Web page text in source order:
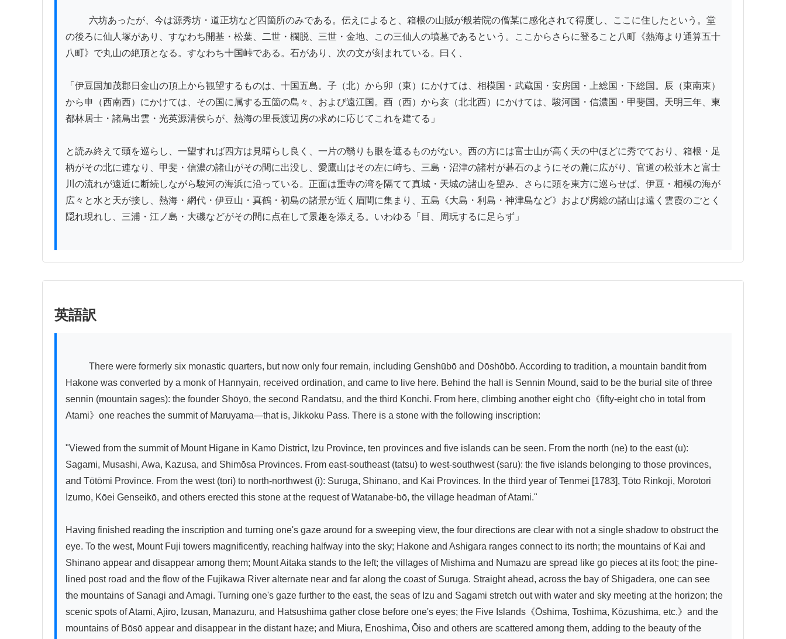
の後ろに仙人塚があり、すなわち開基・松葉、二世・欄脱、三世・金地、この三仙人の墳墓であるという。ここからさらに登ること八町《熱海より通算五十
八町》で丸山の絶頂となる。すなわち十国峠である。石があり、次の文が刻まれている。曰く、
「伊豆国加茂郡日金山の頂上から観望するものは、十国五島。子（北）から卯（東）にかけては、相模国・武蔵国・安房国・上総国・下総国。辰（東南東）
から申（西南西）にかけては、その国に属する五箇の島々、および遠江国。酉（西）から亥（北北西）にかけては、駿河国・信濃国・甲斐国。天明三年、東
都林居士・諸鳥出雲・光英源清侯らが、熱海の里長渡辺房の求めに応じてこれを建てる」
と読み終えて頭を巡らし、一望すれば四方は見晴らし良く、一片の翳りも眼を遮るものがない。西の方には富士山が高く天の中ほどに秀でており、箱根・足
柄がその北に連なり、甲斐・信濃の諸山がその間に出没し、愛鷹山はその左に峙ち、三島・沼津の諸村が碁石のようにその麓に広がり、官道の松並木と富士
川の流れが遠近に断続しながら駿河の海浜に沿っている。正面は重寺の湾を隔てて真城・天城の諸山を望み、さらに頭を東方に巡らせば、伊豆・相模の海が
広々と水と天が接し、熱海・網代・伊豆山・真鶴・初島の諸景が近く眉間に集まり、五島《大島・利島・神津島など》および房総の諸山は遠く雲霞のごとく
隠れ現れし、三浦・江ノ島・大磯などがその間に点在して景趣を添える。いわゆる「目、周玩するに足らず」
英語訳
Hakone was converted by a monk of Hannyain, received ordination, and came to live here. Behind the hall is Sennin Mound, said to be the burial site of three
sennin (mountain sages): the founder Shōyō, the second Randatsu, and the third Konchi. From here, climbing another eight chō《fifty-eight chō in total from
Atami》one reaches the summit of Maruyama—that is, Jikkoku Pass. There is a stone with the following inscription:
"Viewed from the summit of Mount Higane in Kamo District, Izu Province, ten provinces and five islands can be seen. From the north (ne) to the east (u):
Sagami, Musashi, Awa, Kazusa, and Shimōsa Provinces. From east-southeast (tatsu) to west-southwest (saru): the five islands belonging to those provinces,
and Tōtōmi Province. From the west (tori) to north-northwest (i): Suruga, Shinano, and Kai Provinces. In the third year of Tenmei [1783], Tōto Rinkoji, Morotori
Izumo, Kōei Genseikō, and others erected this stone at the request of Watanabe-bō, the village headman of Atami."
Having finished reading the inscription and turning one's gaze around for a sweeping view, the four directions are clear with not a single shadow to obstruct the
eye. To the west, Mount Fuji towers magnificently, reaching halfway into the sky; Hakone and Ashigara ranges connect to its north; the mountains of Kai and
Shinano appear and disappear among them; Mount Aitaka stands to the left; the villages of Mishima and Numazu are spread like go pieces at its foot; the pine-
lined post road and the flow of the Fujikawa River alternate near and far along the coast of Suruga. Straight ahead, across the bay of Shigadera, one can see
the mountains of Sanagi and Amagi. Turning one's gaze further to the east, the seas of Izu and Sagami stretch out with water and sky meeting at the horizon; the
scenic spots of Atami, Ajiro, Izusan, Manazuru, and Hatsushima gather close before one's eyes; the Five Islands《Ōshima, Toshima, Kōzushima, etc.》and the
mountains of Bōsō appear and disappear in the distant haze; and Miura, Enoshima, Ōiso and others are scattered among them, adding to the beauty of the